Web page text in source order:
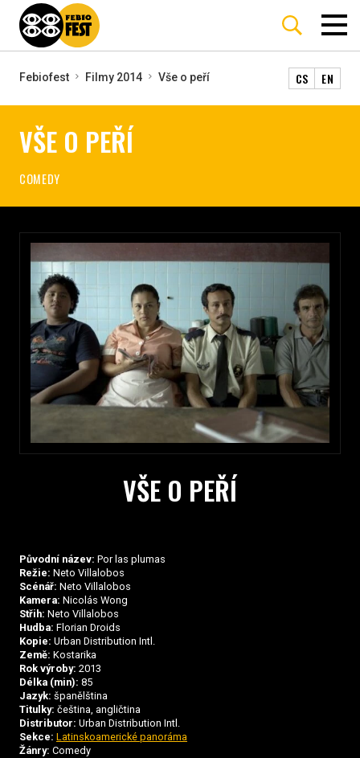
Febiofest Filmy 2014 Vše o peří CS EN
VŠE O PEŘÍ
COMEDY
VŠE O PEŘÍ
Původní název: Por las plumas
Režie: Neto Villalobos
Scénář: Neto Villalobos
Kamera: Nicolás Wong
Střih: Neto Villalobos
Hudba: Florian Droids
Kopie: Urban Distribution Intl.
Země: Kostarika
Rok výroby: 2013
Délka (min): 85
Jazyk: španělština
Titulky: čeština, angličtina
Distributor: Urban Distribution Intl.
Sekce: Latinskoamerické panoráma
Žánry: Comedy